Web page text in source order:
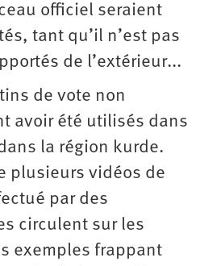
officiel seraient
tant qu’il n’est pas
de l’extérieur...
de vote non
avoir été utilisés dans
la région kurde.
plusieurs vidéos de
par des
circulent sur les
exemples frappant